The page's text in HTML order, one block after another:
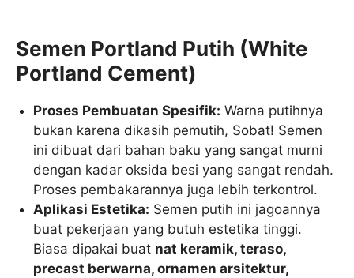
Semen Portland Putih (White
Portland Cement)
Proses Pembuatan Spesifik: Warna putihnya
bukan karena dikasih pemutih, Sobat! Semen
ini dibuat dari bahan baku yang sangat murni
dengan kadar oksida besi yang sangat rendah.
Proses pembakarannya juga lebih terkontrol.
Aplikasi Estetika: Semen putih ini jagoannya
buat pekerjaan yang butuh estetika tinggi.
Biasa dipakai buat nat keramik, teraso,
precast berwarna, ornamen arsitektur,